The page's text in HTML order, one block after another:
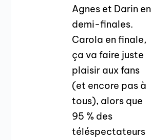
Agnes et Darin en
demi-finales.
Carola en finale,
ça va faire juste
plaisir aux fans
(et encore pas à
tous), alors que
95 % des
téléspectateurs